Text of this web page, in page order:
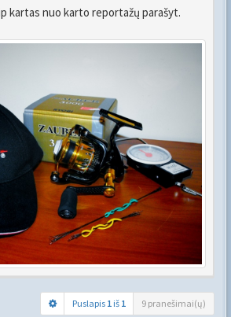
kartas nuo karto reportažų parašyt.
Puslapis 1 iš 1 9 pranešimai(ų)